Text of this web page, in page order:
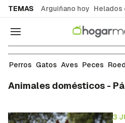
TEMAS Arguiñano hoy Helados
Navegación
Perros Gatos Aves Peces
Animales domésticos -
3